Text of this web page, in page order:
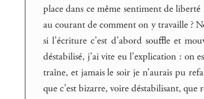
place dans ce même sentiment de
au courant de comment on y travaille ?
si l’écriture c’est d’abord souffle et
déstabilisé, j’ai vite eu l’explication : on
traîne, et jamais le soir je n’aurais pu
que c’est bizarre, voire déstabilisant,